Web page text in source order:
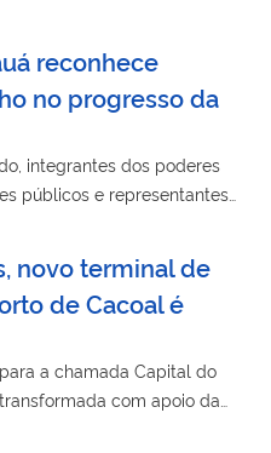
reconhece
no progresso da
integrantes dos poderes
públicos e representantes
novo terminal de
de Cacoal é
a chamada Capital do
com apoio da